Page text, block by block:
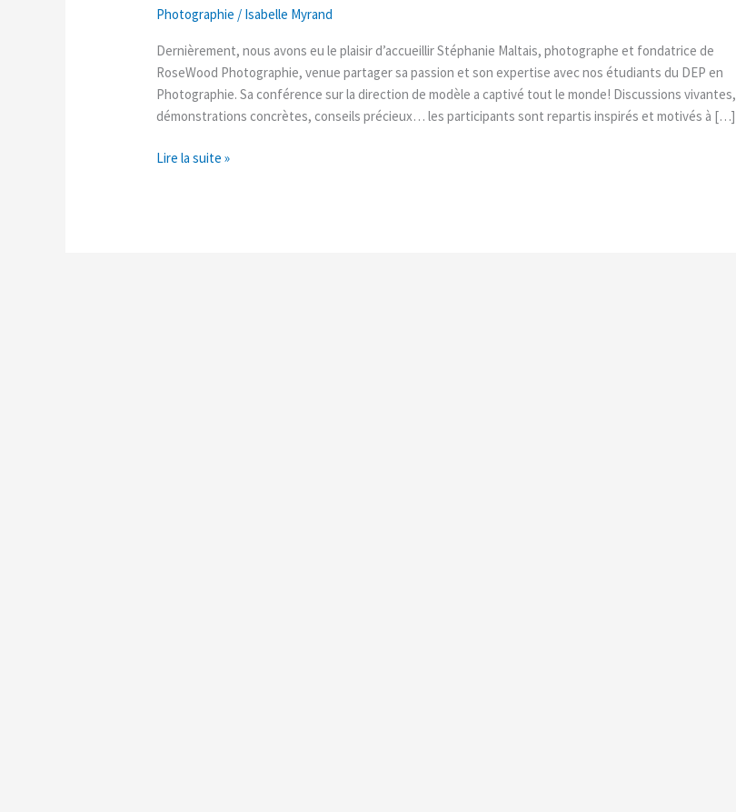
Photographie / Isabelle Myrand
Dernièrement, nous avons eu le plaisir d’accueillir Stéphanie Maltais, photographe et fondatrice de
RoseWood Photographie, venue partager sa passion et son expertise avec nos étudiants du DEP en
Photographie. Sa conférence sur la direction de modèle a captivé tout le monde! Discussions vivantes,
démonstrations concrètes, conseils précieux… les participants sont repartis inspirés et motivés à […]
Lire la suite »